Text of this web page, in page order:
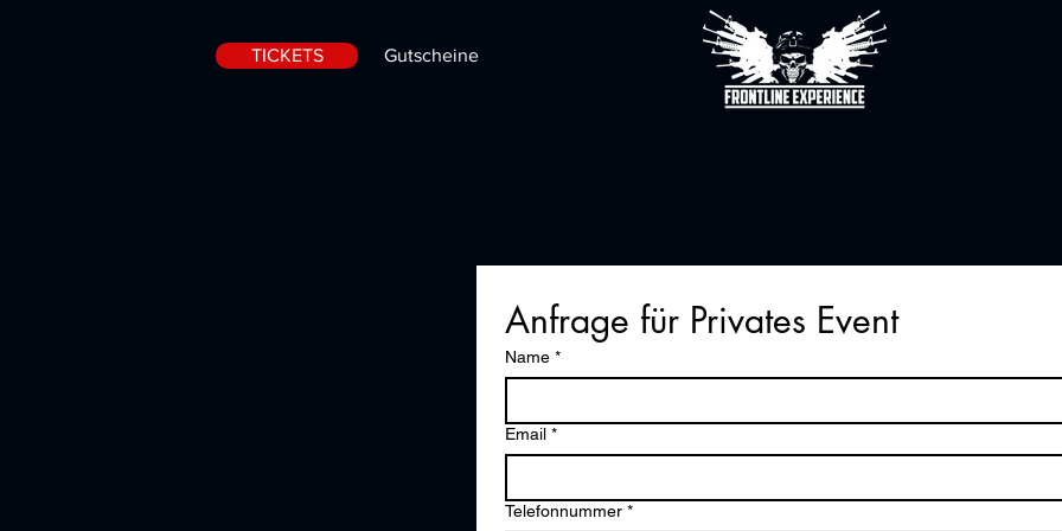
TICKETS Gutscheine
Anfrage für Privates Event
Name *
Email *
Telefonnummer *